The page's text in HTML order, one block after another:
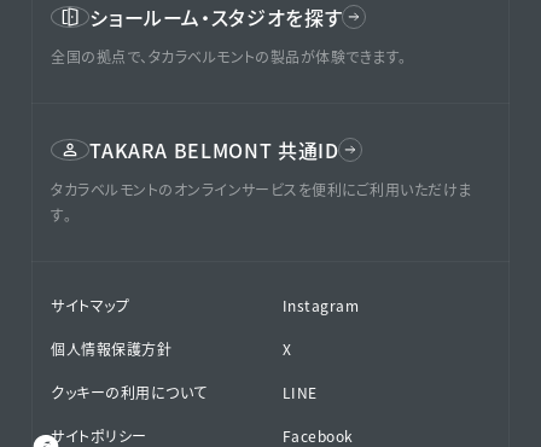
ショールーム・スタジオを探す
全国の拠点で、タカラベルモントの製品が体験できます。
TAKARA BELMONT 共通ID
タカラベルモントのオンラインサービスを便利にご利用いただけま
す。
サイトマップ
個人情報保護方針
クッキーの利用について
サイトポリシー
Instagram
X
LINE
Facebook